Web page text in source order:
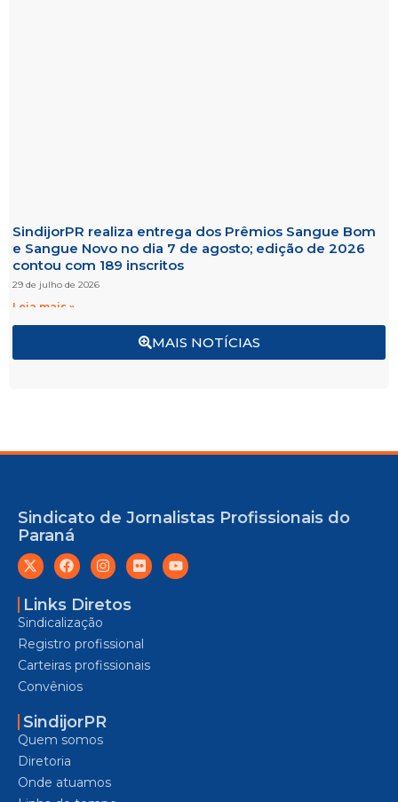
MAIS NOTÍCIAS
SindijorPR realiza entrega dos Prêmios Sangue Bom
e Sangue Novo no dia 7 de agosto; edição de 2026
contou com 189 inscritos
29 de julho de 2026
Leia mais »
Sindicato de Jornalistas Profissionais do
Paraná
Links Diretos
Sindicalização
Registro profissional
Carteiras profissionais
Convênios
SindijorPR
Quem somos
Diretoria
Onde atuamos